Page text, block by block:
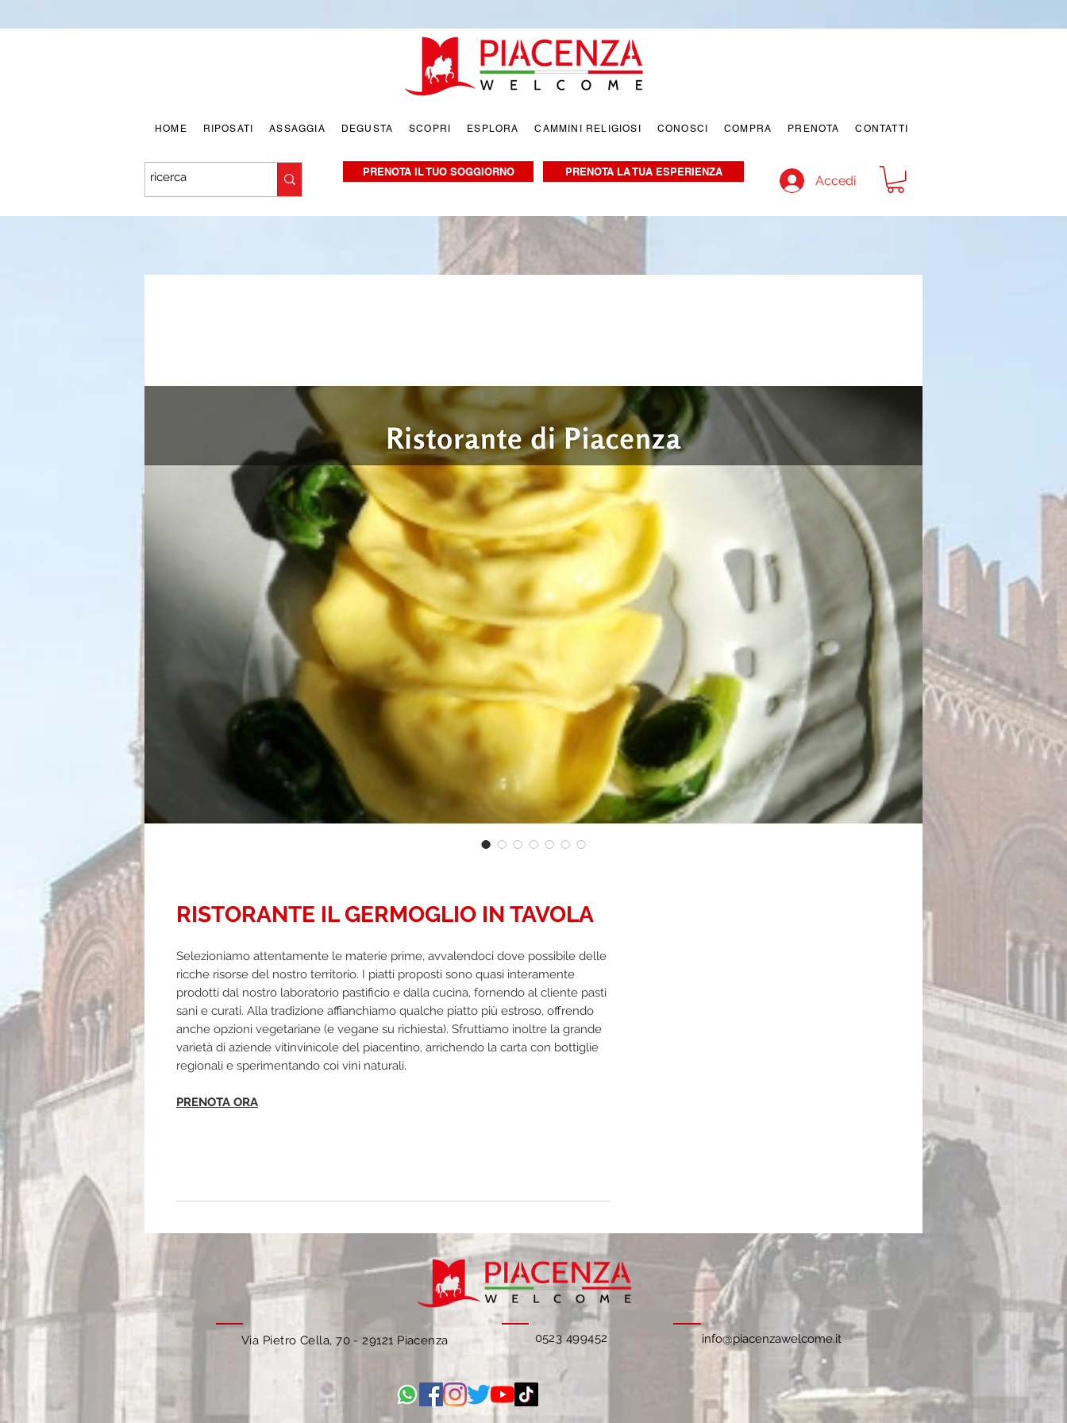
HOME RIPOSATI ASSAGGIA DEGUSTA SCOPRI ESPLORA CAMMINI RELIGIOSI CONOSCI COMPRA PRENOTA CONTATTI
PRENOTA IL TUO SOGGIORNO PRENOTA LA TUA ESPERIENZA
Accedi
RISTORANTE IL GERMOGLIO IN TAVOLA
Selezioniamo attentamente le materie prime, avvalendoci dove possibile delle
ricche risorse del nostro territorio. I piatti proposti sono quasi interamente
prodotti dal nostro laboratorio pastificio e dalla cucina, fornendo al cliente pasti
sani e curati. Alla tradizione affianchiamo qualche piatto più estroso, offrendo
anche opzioni vegetariane (e vegane su richiesta). Sfruttiamo inoltre la grande
varietà di aziende vitinvinicole del piacentino, arrichendo la carta con bottiglie
regionali e sperimentando coi vini naturali.
PRENOTA ORA
Via Pietro Cella, 70 - 29121 Piacenza 0523 499452 info@piacenzawelcome.it